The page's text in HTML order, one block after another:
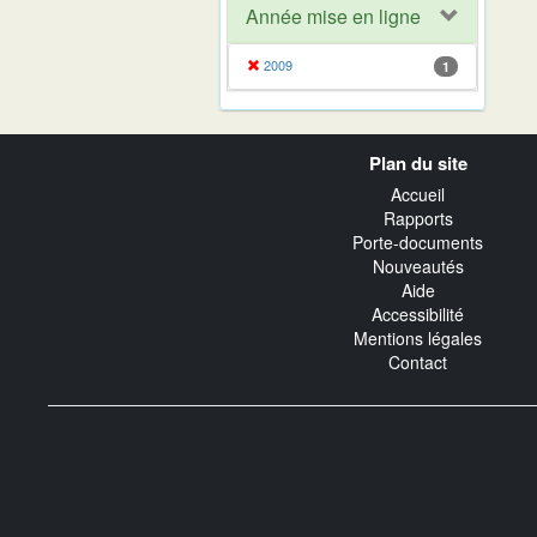
Année mise en ligne
2009 1
Plan du site
Accueil
Rapports
Porte-documents
Nouveautés
Aide
Accessibilité
Mentions légales
Contact